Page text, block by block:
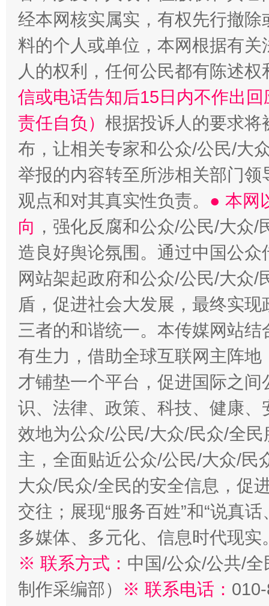
经本网核实属实，有权先行撤
料的个人或单位，本网根据有
人的权利，任何公民都有陈述
信或电话告知后15日内不作出
责任自负） 根据投诉人的要求将
布，让相关专家和公众/公民/大
举报的内容转至所涉相关部门
观点和对其真实性负责。 ● 本网
向 ，强化反腐和公众/公民/大众
造良好舆论氛围。通过中国公
网站架起政府和公众/公民/大众
盾，促进社会大发展，最终实
三者的和谐统一。本传媒网站
有生力，借助全球互联网主阵
才铺垫一个平台，促进国际之
识、法律、政策、科技、健康
效地为公众/公民/大众/民众/全
主，全面贴近公众/公民/大众/民
大众/民众/全民的安全信息，促
交往；展现“服务百姓”和“说真
多媒体、多元化、信息时代现实
※ 联系方式： 中国/公众/公共/
制作采编部）
※ 联系电话：